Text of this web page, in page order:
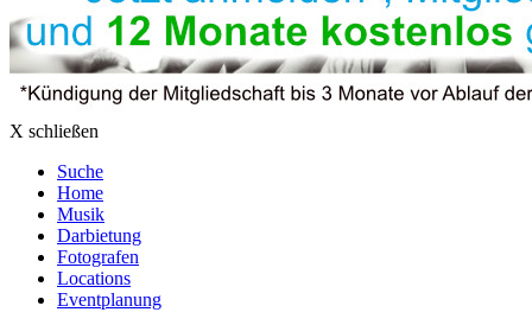
X schließen
Suche
Home
Musik
Darbietung
Fotografen
Locations
Eventplanung